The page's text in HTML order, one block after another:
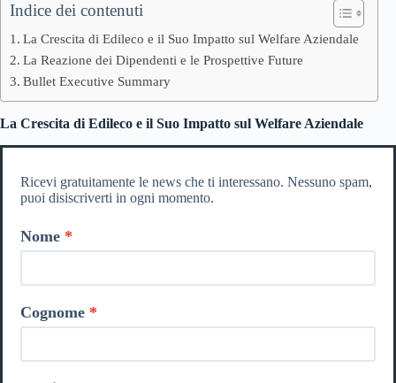
Indice dei contenuti
La Crescita di Edileco e il Suo Impatto sul Welfare Aziendale
La Reazione dei Dipendenti e le Prospettive Future
Bullet Executive Summary
La Crescita di Edileco e il Suo Impatto sul Welfare Aziendale
Ricevi gratuitamente le news che ti interessano. Nessuno spam,
puoi disiscriverti in ogni momento.
Nome
Cognome